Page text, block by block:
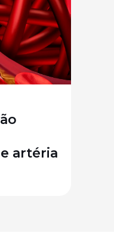
artéria